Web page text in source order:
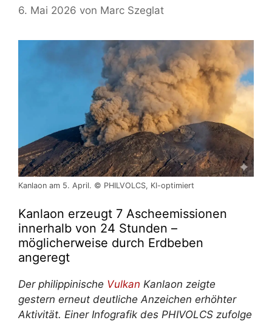
6. Mai 2026 von Marc Szeglat
Kanlaon am 5. April. © PHILVOLCS, KI-optimiert
Kanlaon erzeugt 7 Ascheemissionen
innerhalb von 24 Stunden –
möglicherweise durch Erdbeben
angeregt
Der philippinische Vulkan Kanlaon zeigte
gestern erneut deutliche Anzeichen erhöhter
Aktivität. Einer Infografik des PHIVOLCS zufolge